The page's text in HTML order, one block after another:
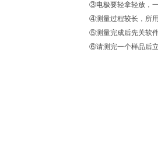
③电极要轻拿轻放，
④测量过程较长，所
⑤测量完成后先关软
⑥请测完一个样品后